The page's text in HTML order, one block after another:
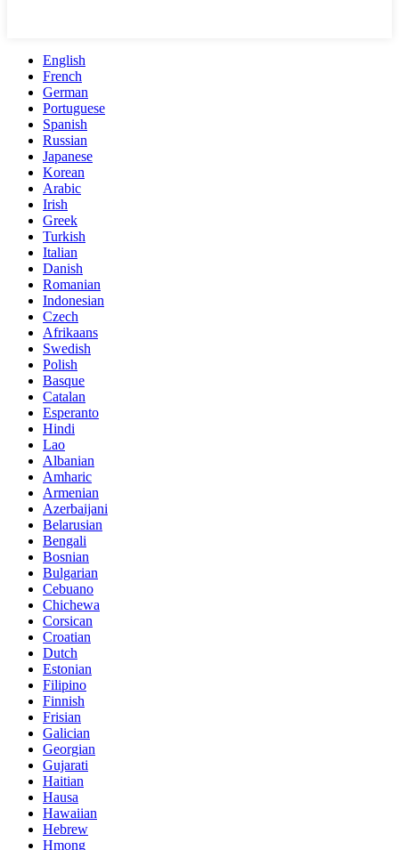
English
French
German
Portuguese
Spanish
Russian
Japanese
Korean
Arabic
Irish
Greek
Turkish
Italian
Danish
Romanian
Indonesian
Czech
Afrikaans
Swedish
Polish
Basque
Catalan
Esperanto
Hindi
Lao
Albanian
Amharic
Armenian
Azerbaijani
Belarusian
Bengali
Bosnian
Bulgarian
Cebuano
Chichewa
Corsican
Croatian
Dutch
Estonian
Filipino
Finnish
Frisian
Galician
Georgian
Gujarati
Haitian
Hausa
Hawaiian
Hebrew
Hmong